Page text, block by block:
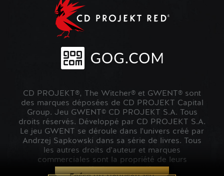
CD PROJEKT®, The Witcher® et GWENT® sont
des marques déposées de CD PROJEKT Capital
Group. Jeu GWENT© CD PROJEKT S.A. Tous
droits réservés. Développé par CD PROJEKT S.A.
Le jeu GWENT se déroule dans l'univers créé par
Andrzej Sapkowski dans sa série de livres. Tous
les autres droits d'auteur et marques
commerciales sont la propriété de leurs
propriétaires respectifs.